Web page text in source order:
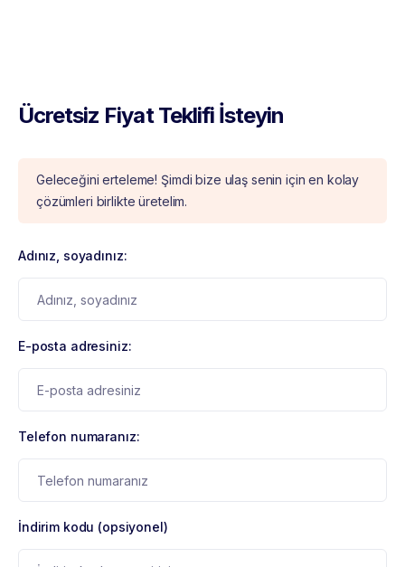
Ücretsiz Fiyat Teklifi İsteyin
Geleceğini erteleme! Şimdi bize ulaş senin için en kolay
çözümleri birlikte üretelim.
Adınız, soyadınız:
E-posta adresiniz:
Telefon numaranız:
İndirim kodu (opsiyonel)